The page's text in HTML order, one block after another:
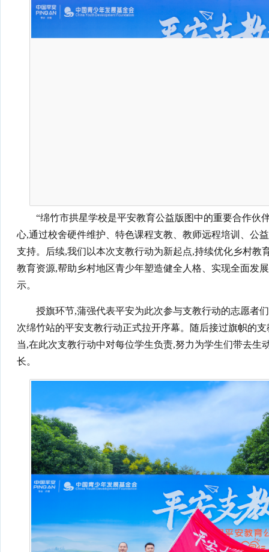
“绵竹市拱星学校是平安教育公益版图中的重要合作伙
心,通过校舍硬件维护、特色课程支教、教师远程培训、公
支持。后续,我们以本次支教行动为新起点,持续优化乡村教
教育资源,帮助乡村地区青少年塑造健全人格、实现全面发
示。
授旗环节,蒲强代表平安为此次参与支教行动的志愿者
次绵竹站的平安支教行动正式拉开序幕。随后接过旗帜的
当,在此次支教行动中对每位学生负责,努力为学生们带去生
长。